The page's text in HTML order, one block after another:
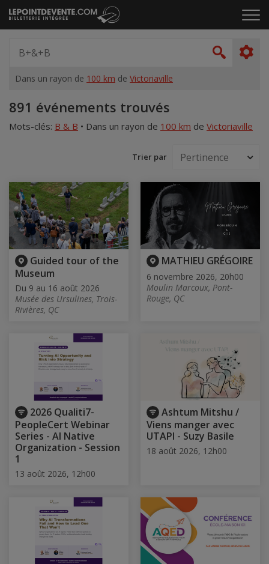
Passer
au
le
artiste,
Dans un rayon de 100 km de Victoriaville
Accueil
891 événements trouvés
Mots-clés: B & B • Dans un rayon de 100 km de Victoriaville
Trier par
Guided tour of the
Museum
Du 9 au 16 août 2026
Musée des Ursulines, Trois-
Rivières, QC
MATHIEU GRÉGOIRE
6 novembre 2026, 20h00
Moulin Marcoux, Pont-
Rouge, QC
2026 Qualiti7-
PeopleCert Webinar
Series - AI Native
Organization - Session
1
13 août 2026, 12h00
Ashtum Mitshu /
Viens manger avec
UTAPI - Suzy Basile
18 août 2026, 12h00